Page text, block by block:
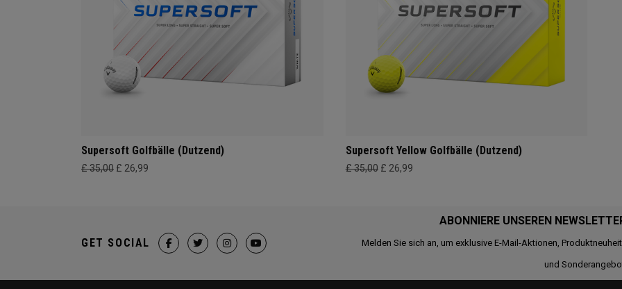
Supersoft Golfbälle (Dutzend)
£ 35,00 £ 26,99
Supersoft Yellow Golfbälle (Dutzend)
£ 35,00 £ 26,99
ABONNIERE UNSEREN
Melden Sie sich an, um exklusive E-Mail-Aktionen,
und
GET SOCIAL